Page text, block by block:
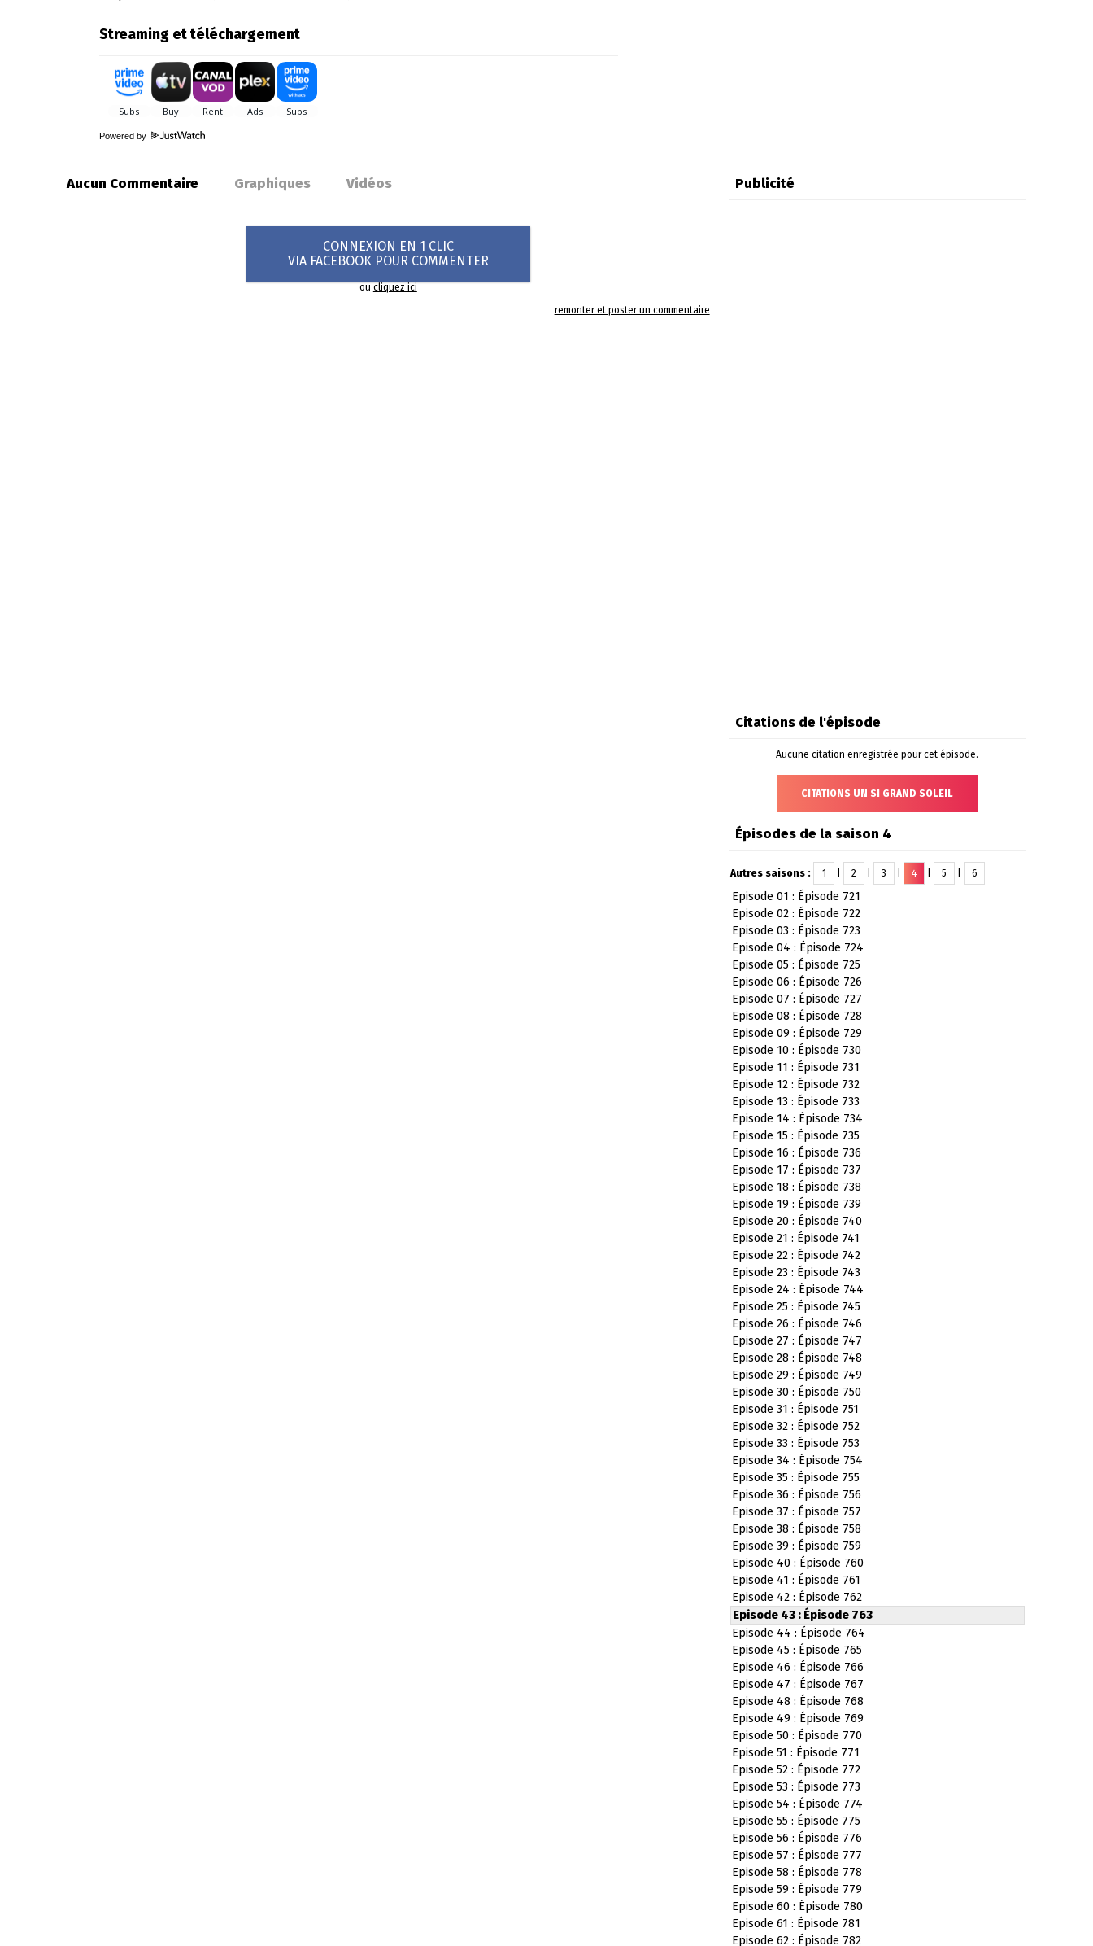
Streaming et téléchargement
Powered by
Aucun Commentaire Graphiques Vidéos
CONNEXION EN 1 CLIC
VIA FACEBOOK POUR COMMENTER
oucliquez ici
remonter et poster un commentaire
Publicité
Citations de l'épisode
Aucune citation enregistrée pour cet épisode.
CITATIONS UN SI GRAND SOLEIL
Épisodes de la saison 4
Autres saisons : 1 2 3 4 5 6
Episode 01 : Épisode 721
Episode 02 : Épisode 722
Episode 03 : Épisode 723
Episode 04 : Épisode 724
Episode 05 : Épisode 725
Episode 06 : Épisode 726
Episode 07 : Épisode 727
Episode 08 : Épisode 728
Episode 09 : Épisode 729
Episode 10 : Épisode 730
Episode 11 : Épisode 731
Episode 12 : Épisode 732
Episode 13 : Épisode 733
Episode 14 : Épisode 734
Episode 15 : Épisode 735
Episode 16 : Épisode 736
Episode 17 : Épisode 737
Episode 18 : Épisode 738
Episode 19 : Épisode 739
Episode 20 : Épisode 740
Episode 21 : Épisode 741
Episode 22 : Épisode 742
Episode 23 : Épisode 743
Episode 24 : Épisode 744
Episode 25 : Épisode 745
Episode 26 : Épisode 746
Episode 27 : Épisode 747
Episode 28 : Épisode 748
Episode 29 : Épisode 749
Episode 30 : Épisode 750
Episode 31 : Épisode 751
Episode 32 : Épisode 752
Episode 33 : Épisode 753
Episode 34 : Épisode 754
Episode 35 : Épisode 755
Episode 36 : Épisode 756
Episode 37 : Épisode 757
Episode 38 : Épisode 758
Episode 39 : Épisode 759
Episode 40 : Épisode 760
Episode 41 : Épisode 761
Episode 42 : Épisode 762
Episode 43 : Épisode 763
Episode 44 : Épisode 764
Episode 45 : Épisode 765
Episode 46 : Épisode 766
Episode 47 : Épisode 767
Episode 48 : Épisode 768
Episode 49 : Épisode 769
Episode 50 : Épisode 770
Episode 51 : Épisode 771
Episode 52 : Épisode 772
Episode 53 : Épisode 773
Episode 54 : Épisode 774
Episode 55 : Épisode 775
Episode 56 : Épisode 776
Episode 57 : Épisode 777
Episode 58 : Épisode 778
Episode 59 : Épisode 779
Episode 60 : Épisode 780
Episode 61 : Épisode 781
Episode 62 : Épisode 782